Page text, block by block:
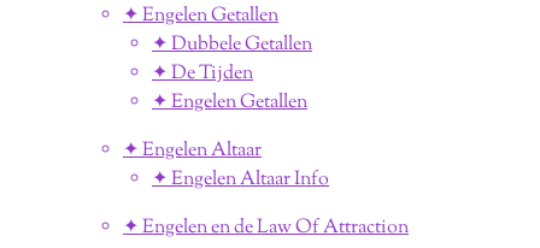
✦ Engelen Getallen
✦ Dubbele Getallen
✦ De Tijden
✦ Engelen Getallen
✦ Engelen Altaar
✦ Engelen Altaar Info
✦ Engelen en de Law Of Attraction